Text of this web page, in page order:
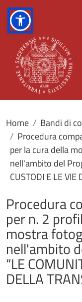
Home
Bandi di
Procedura
per la cura della
nell'ambito del
CUSTODI E LE
Procedura
per n. 2
mostra
nell'ambito
“LE
DELLA